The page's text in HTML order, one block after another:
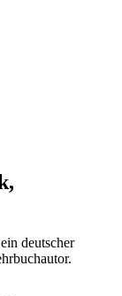
deutscher